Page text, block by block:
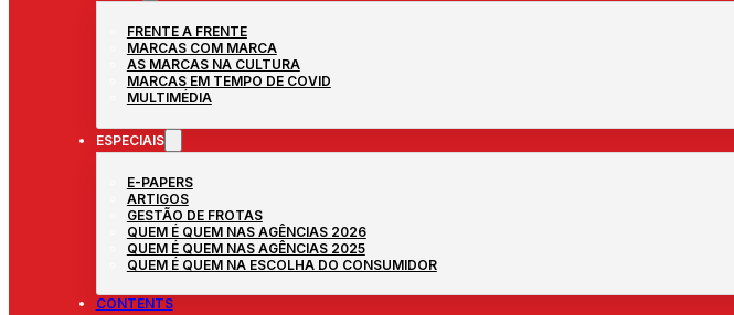
FRENTE A FRENTE
MARCAS COM MARCA
AS MARCAS NA CULTURA
MARCAS EM TEMPO DE COVID
MULTIMÉDIA
ESPECIAIS
E-PAPERS
ARTIGOS
GESTÃO DE FROTAS
QUEM É QUEM NAS AGÊNCIAS 2026
QUEM É QUEM NAS AGÊNCIAS 2025
QUEM É QUEM NA ESCOLHA DO CONSUMIDOR
CONTENTS